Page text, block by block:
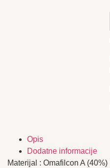
Opis
Dodatne informacije
Materijal : Omafilcon A (40%)